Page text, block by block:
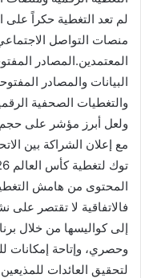
لم تعد التغطية حكراً على
منصات التواصل
المعتمدين.المصادر
البيانات والمصادر
والتغطيات الصحفية
ولعل أبرز مؤشر على حجم
مع إعلان الشراكة بين
المحتوى من هامش
فالاتفاقية لا تقتصر
إلى كواليسها من خلال
وحصري، وإتاحة إمكانات
لتحقيق العائدات